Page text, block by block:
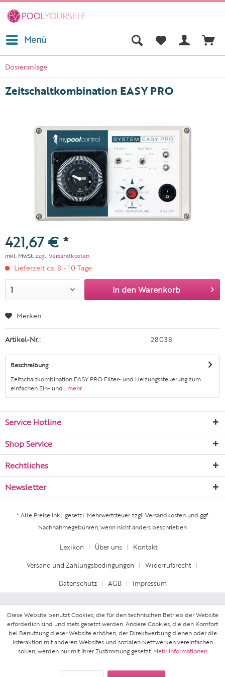
Menü
Dosieranlage
Zeitschaltkombination EASY PRO
421,67 € *
inkl. MwSt. zzgl. Versandkosten
Lieferzeit ca. 8 - 10 Tage
In den Warenkorb
Merken
Artikel-Nr.: 28038
Beschreibung
Zeitschaltkombination EASY PRO Filter- und Heizungssteuerung zum
einfachen Ein- und...
mehr
Service Hotline
Shop Service
Rechtliches
Newsletter
* Alle Preise inkl. gesetzl. Mehrwertsteuer zzgl.Versandkostenund ggf.
Nachnahmegebühren, wenn nicht anders beschrieben
Lexikon Über uns Kontakt
Versand und Zahlungsbedingungen Widerrufsrecht
Datenschutz AGB Impressum
Diese Website benutzt Cookies, die für den technischen Betrieb der Website
erforderlich sind und stets gesetzt werden. Andere Cookies, die den Komfort
bei Benutzung dieser Website erhöhen, der Direktwerbung dienen oder die
Interaktion mit anderen Websites und sozialen Netzwerken vereinfachen
sollen, werden nur mit Ihrer Zustimmung gesetzt. Mehr Informationen